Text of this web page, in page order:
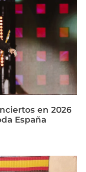
en 2026
España